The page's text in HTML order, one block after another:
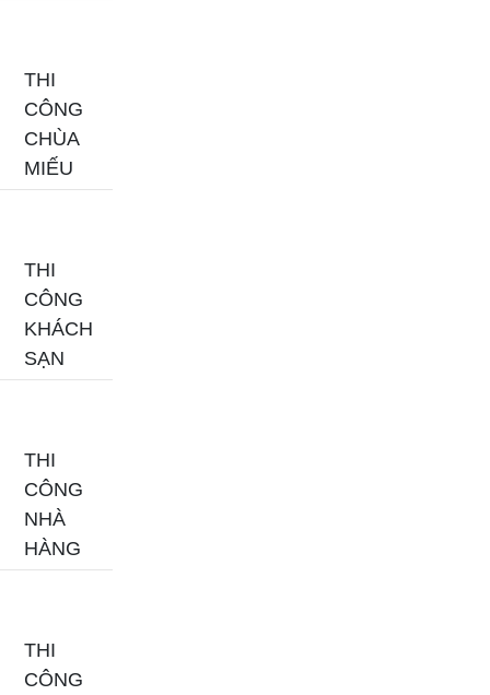
THI
CÔNG
CHÙA
MIẾU
THI
CÔNG
KHÁCH
SẠN
THI
CÔNG
NHÀ
HÀNG
THI
CÔNG